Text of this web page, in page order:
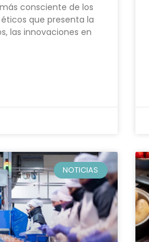
consciente de los
que presenta la
las innovaciones en
NOTICIAS